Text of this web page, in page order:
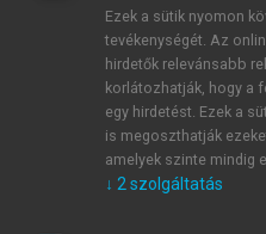
JELSZÓ ÚJRA
Kérek értesítést a MeRSZ
Kérek értesítést az
Ezek a sütik nyomon
tevékenységét. Az
hirdetők relevánsabb
korlátozhatják, hogy a
egy hirdetést. Ezek a
is megoszthatják
amelyek szinte mindig
↓ 2 szolgáltatás